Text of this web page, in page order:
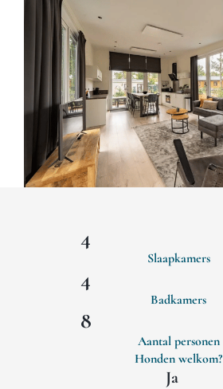
4
Slaapkamers
4
Badkamers
8
Aantal personen
Honden welkom?
Ja